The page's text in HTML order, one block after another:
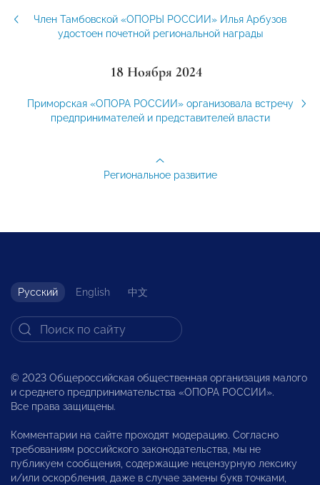
Член Тамбовской «ОПОРЫ РОССИИ» Илья Арбузов
удостоен почетной региональной награды
18 Ноября 2024
Приморская «ОПОРА РОССИИ» организовала встречу
предпринимателей и представителей власти
Региональное развитие
Русский English 中文
© 2023 Общероссийская общественная организация малого
и среднего предпринимательства «ОПОРА РОССИИ».
Все права защищены.
Комментарии на сайте проходят модерацию. Согласно
требованиям российского законодательства, мы не
публикуем сообщения, содержащие нецензурную лексику
и/или оскорбления, даже в случае замены букв точками,